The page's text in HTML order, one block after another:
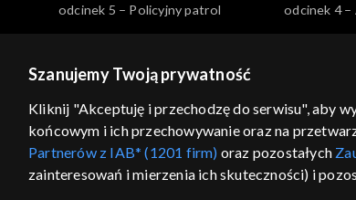
odcinek 5 – Policyjny patrol odcinek 4 –
ŁĄCZYSZ SIĘ
regulamin serwisu cennik polityka
Szanujemy Twoją prywatność
Kliknij "Akceptuję i przechodzę do serwisu", aby
końcowym i ich przechowywanie oraz na
Partnerów z IAB* (1201 firm) oraz pozostałych
zainteresowań i mierzenia ich skuteczności) i